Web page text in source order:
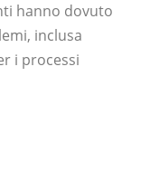
hanno dovuto
inclusa
i processi